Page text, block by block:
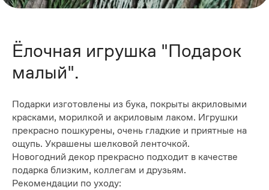
Ёлочная игрушка "Подарок
малый".
Подарки изготовлены из бука, покрыты акриловыми
красками, морилкой и акриловым лаком. Игрушки
прекрасно пошкурены, очень гладкие и приятные на
ощупь. Украшены шелковой ленточкой.
Новогодний декор прекрасно подходит в качестве
подарка близким, коллегам и друзьям.
Рекомендации по уходу: